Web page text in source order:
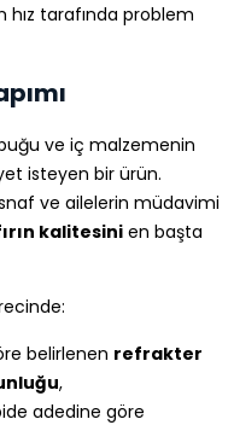
hız tarafında problem
ve iç malzemenin
isteyen bir ürün.
ve ailelerin müdavimi
kalitesinien başta
belirlenen refrakter
,
adedine göre